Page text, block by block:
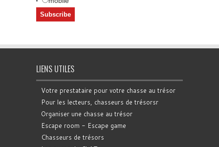
LIENS UTILES
Votre prestataire pour votre chasse au trésor
Pour les lecteurs, chasseurs de trésorsr
Organiser une chasse au trésor
Escape room - Escape game
Chasseurs de trésors